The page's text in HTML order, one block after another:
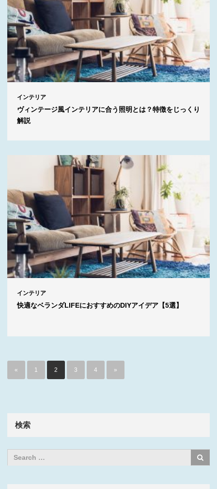
インテリア
ヴィンテージ風インテリアに合う照明とは？特徴をじっくり
解説
インテリア
快適なベランダLIFEにおすすめのDIYアイデア【5選】
« 1 2 3 4 »
検索